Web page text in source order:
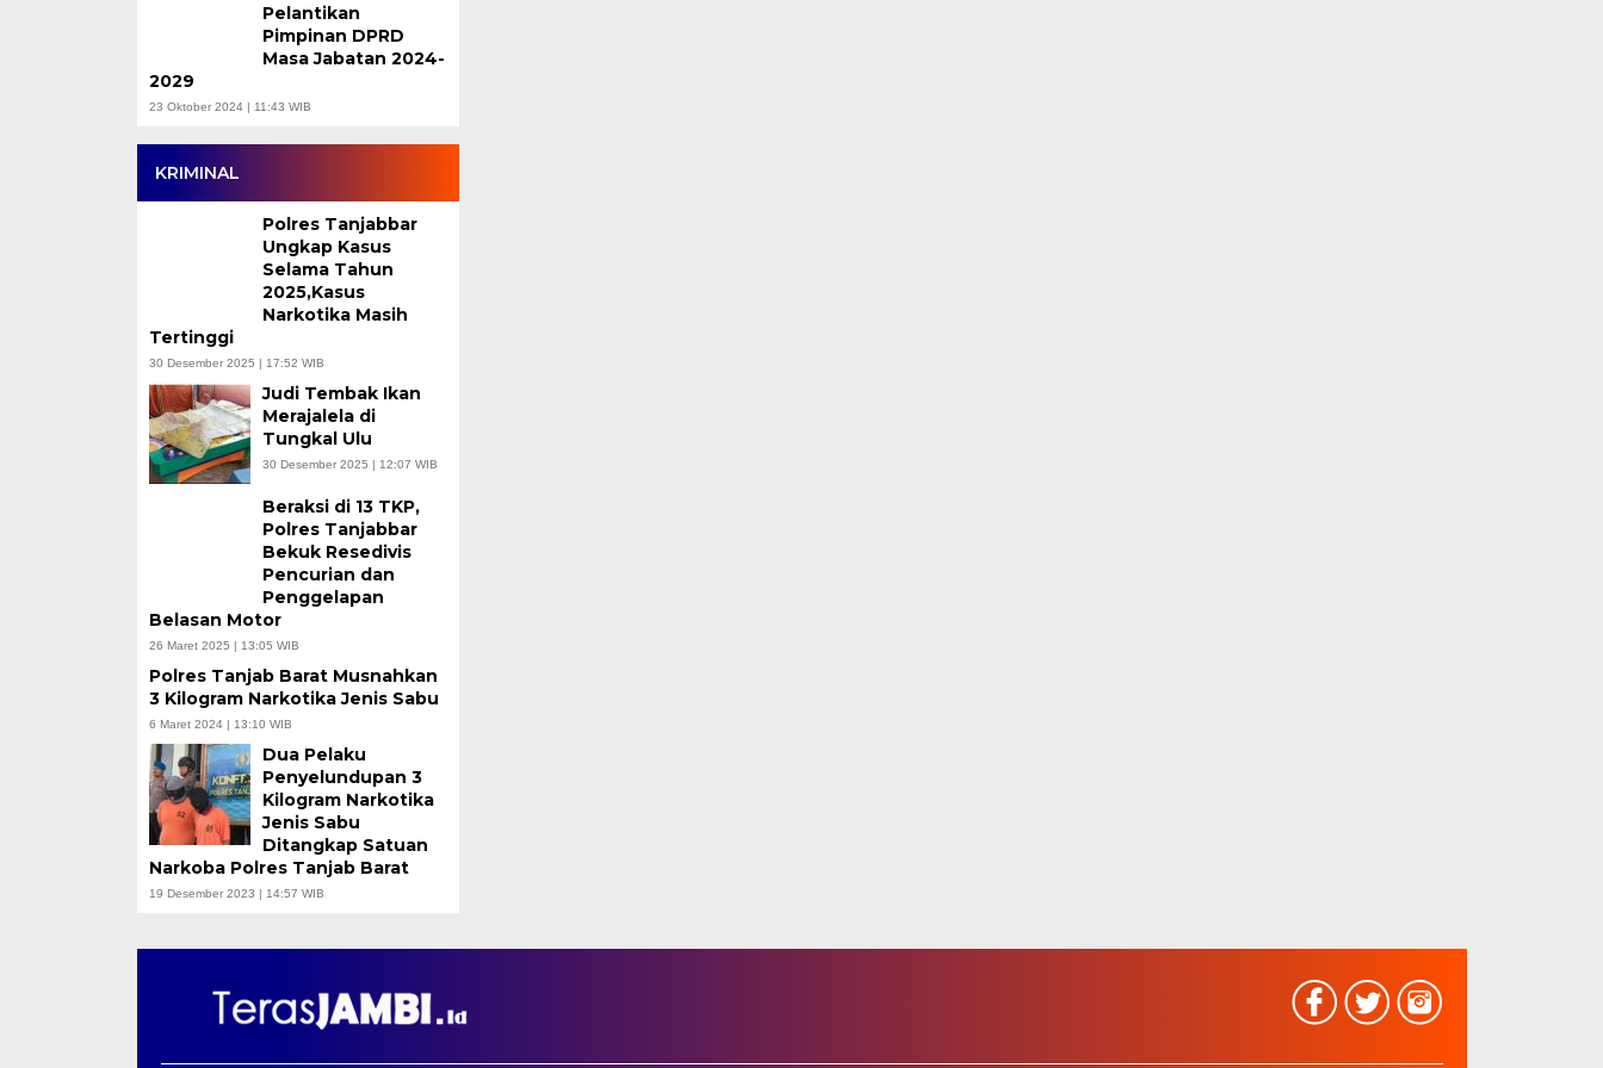
Pelantikan
Pimpinan DPRD
Masa Jabatan 2024-
2029
23 Oktober 2024 | 11:43 WIB
KRIMINAL
Polres Tanjabbar
Ungkap Kasus
Selama Tahun
2025,Kasus
Narkotika Masih
Tertinggi
30 Desember 2025 | 17:52 WIB
Judi Tembak Ikan
Merajalela di
Tungkal Ulu
30 Desember 2025 | 12:07 WIB
Beraksi di 13 TKP,
Polres Tanjabbar
Bekuk Resedivis
Pencurian dan
Penggelapan
Belasan Motor
26 Maret 2025 | 13:05 WIB
Polres Tanjab Barat Musnahkan
3 Kilogram Narkotika Jenis Sabu
6 Maret 2024 | 13:10 WIB
Dua Pelaku
Penyelundupan 3
Kilogram Narkotika
Jenis Sabu
Ditangkap Satuan
Narkoba Polres Tanjab Barat
19 Desember 2023 | 14:57 WIB